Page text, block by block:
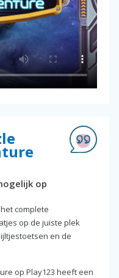
op
complete
op de juiste plek
en de
op Play123 heeft een